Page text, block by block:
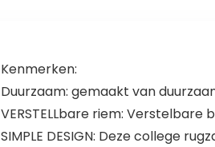
Kenmerken:
Duurzaam: gemaakt van
VERSTELLbare riem:
SIMPLE DESIGN: Deze college